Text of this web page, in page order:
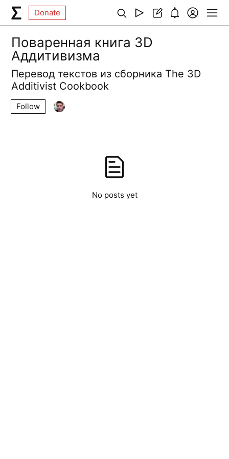
Donate
Поваренная книга 3D
Аддитивизма
Перевод текстов из сборника The 3D
Additivist Cookbook
Follow
No posts yet